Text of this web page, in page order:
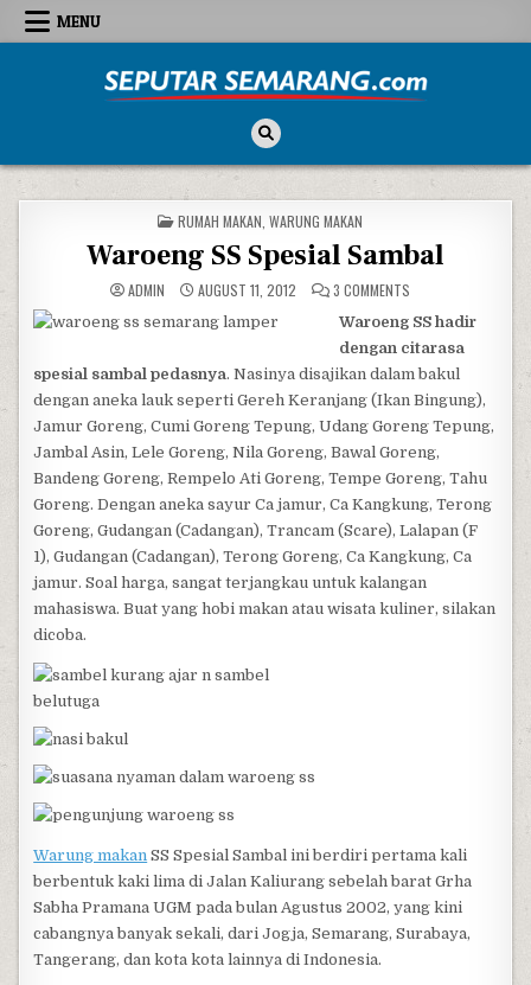
Skip to content
MENU
POSTED IN
RUMAH MAKAN WARUNG MAKAN
Waroeng SS Spesial Sambal
ADMIN AUGUST 11, 2012 3 COMMENTSON WAROENG SS
Waroeng SS hadir
dengan citarasa
spesial sambal pedasnya. Nasinya disajikan dalam bakul
dengan aneka lauk seperti Gereh Keranjang (Ikan Bingung),
Jamur Goreng, Cumi Goreng Tepung, Udang Goreng Tepung,
Jambal Asin, Lele Goreng, Nila Goreng, Bawal Goreng,
Bandeng Goreng, Rempelo Ati Goreng, Tempe Goreng, Tahu
Goreng. Dengan aneka sayur Ca jamur, Ca Kangkung, Terong
Goreng, Gudangan (Cadangan), Trancam (Scare), Lalapan (F
1), Gudangan (Cadangan), Terong Goreng, Ca Kangkung, Ca
jamur. Soal harga, sangat terjangkau untuk kalangan
mahasiswa. Buat yang hobi makan atau wisata kuliner, silakan
dicoba.
Warung makan SS Spesial Sambal ini berdiri pertama kali
berbentuk kaki lima di Jalan Kaliurang sebelah barat Grha
Sabha Pramana UGM pada bulan Agustus 2002, yang kini
cabangnya banyak sekali, dari Jogja, Semarang, Surabaya,
Tangerang, dan kota kota lainnya di Indonesia.